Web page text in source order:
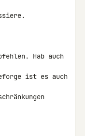
Hab auch
ist es auch